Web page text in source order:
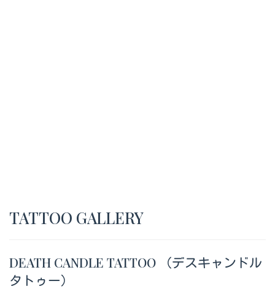
TATTOO GALLERY
DEATH CANDLE TATTOO （デスキャンドル
タトゥー）